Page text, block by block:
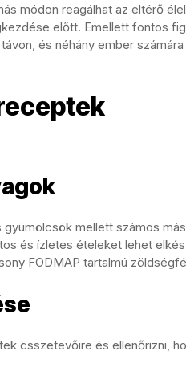
módon reagálhat az eltérő
előtt. Emellett fontos
és néhány ember
mellett számos
és ízletes ételeket lehet
FODMAP tartalmú
összetevőire és ellenőrizni,